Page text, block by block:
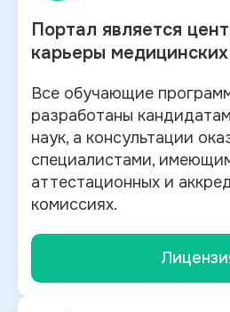
Портал является
карьеры
Все обучающие
разработаны
наук, а консультации
специалистами,
аттестационных и
комиссиях.